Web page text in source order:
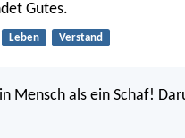
Gutes.
Leben Verstand
Mensch als ein Schaf!